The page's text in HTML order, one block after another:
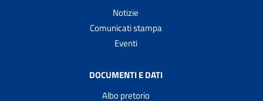
Notizie
Comunicati stampa
Eventi
DOCUMENTI E DATI
Albo pretorio